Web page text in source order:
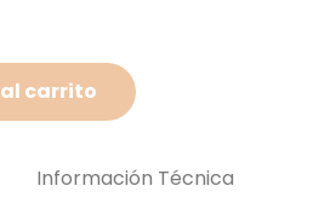
carrito
Información Técnica